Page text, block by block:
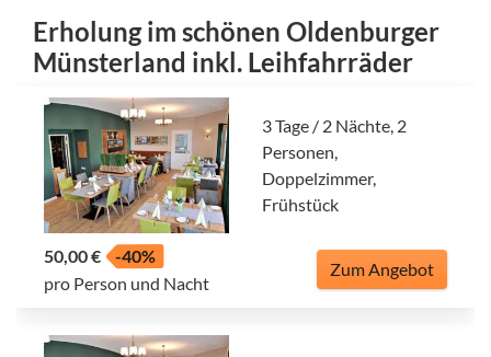
Erholung im schönen Oldenburger
Münsterland inkl. Leihfahrräder
3 Tage / 2 Nächte, 2
Personen,
Doppelzimmer,
Frühstück
50,00 €
-40%
pro Person und Nacht
Zum Angebot